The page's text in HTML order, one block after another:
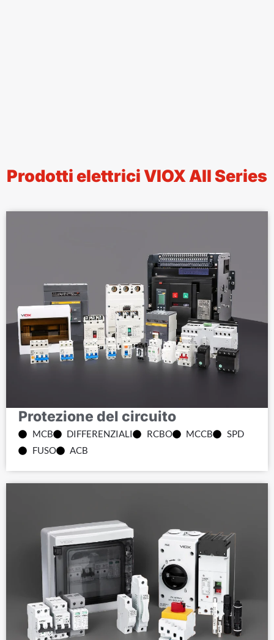
Prodotti elettrici VIOX All Series
Protezione del circuito
MCB DIFFERENZIALI RCBO MCCB
SPD
FUSO
ACB